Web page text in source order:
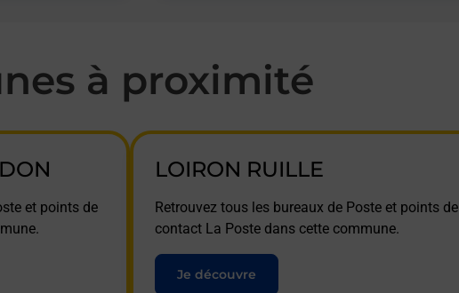
à proximité
et points de
LOIRON RUILLE
Retrouvez tous les bureaux de Poste et points de
contact La Poste dans cette commune.
Je découvre